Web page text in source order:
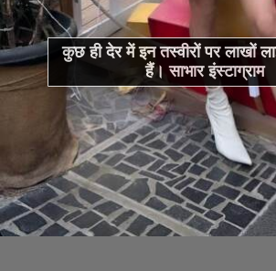
कुछ ही देर में इन तस्वीरों पर लाखों
हैं। साभार इंस्टाग्राम